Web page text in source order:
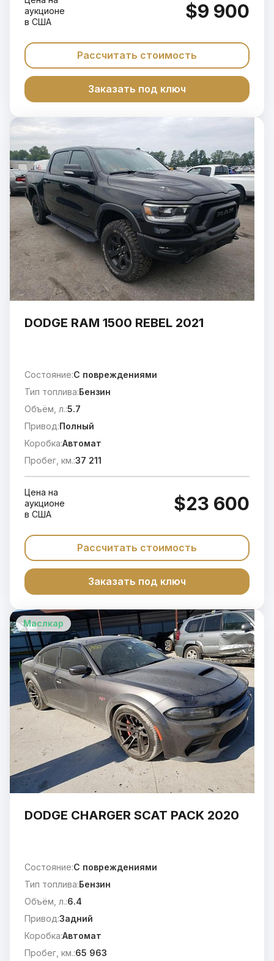
аукционе
в США
$9 900
Рассчитать стоимость
Заказать под ключ
DODGE RAM 1500 REBEL 2021
Состояние:C повреждениями
Тип топлива:Бензин
Объём, л.:5.7
Привод:Полный
Коробка:Автомат
Пробег, км.:37 211
Цена на
аукционе
в США
$23 600
Рассчитать стоимость
Заказать под ключ
Маслкар
DODGE CHARGER SCAT PACK 2020
Состояние:C повреждениями
Тип топлива:Бензин
Объём, л.:6.4
Привод:Задний
Коробка:Автомат
Пробег, км.:65 963